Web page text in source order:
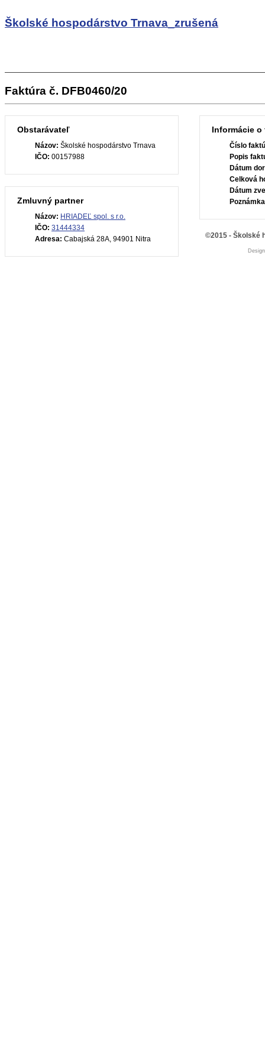
Školské hospodárstvo Trnava_zrušená
Faktúra č. DFB0460/20
Obstarávateľ
Názov: Školské hospodárstvo Trnava
IČO: 00157988
Zmluvný partner
Názov: HRIADEĽ spol. s r.o.
IČO: 31444334
Adresa: Cabajská 28A, 94901 Nitra
Informácie o
Číslo
Popis
Dátum
Celková
Dátum
©2015 - Školské